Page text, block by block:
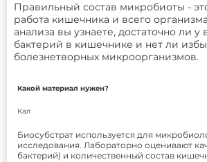
Правильный состав микробиоты -
работа кишечника и всего
анализа вы узнаете, достаточно ли у
бактерий в кишечнике и нет ли
болезнетворных микроорганизмов.
Какой материал нужен?
Кал
Биосубстрат используется для
исследования. Лабораторно оценивают
бактерий) и количественный состав